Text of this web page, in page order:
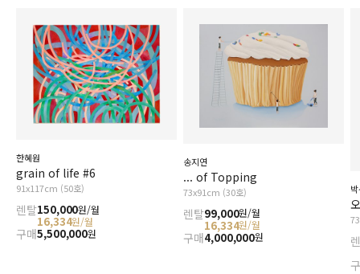
한혜원
grain of life #6
91x117cm (50호)
렌탈150,000원/월
16,334원/월
구매5,500,000원
송지연
... of Topping
73x91cm (30호)
렌탈99,000원/월
16,334원/월
구매4,000,000원